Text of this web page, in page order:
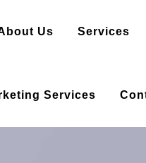
Us Services
Services